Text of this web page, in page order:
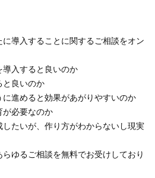
導入することに関するご相談をオン
導入すると良いのか
と良いのか
に進めると効果があがりやすいのか
が必要なのか
したいが、作り方がわからないし現実
ゆるご相談を無料でお受けしており